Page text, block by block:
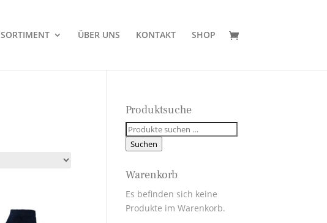
SORTIMENT ÜBER UNS KONTAKT SHOP
Produktsuche
Suchen
nach:
Suchen
Warenkorb
Es befinden sich keine
Produkte im Warenkorb.